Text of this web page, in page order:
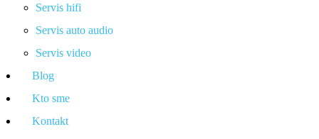
Servis hifi
Servis auto audio
Servis video
Blog
Kto sme
Kontakt